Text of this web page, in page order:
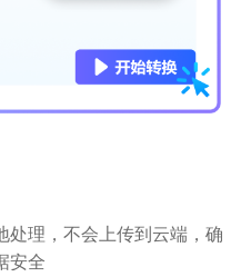
处理，不会上传到云端，确
安全